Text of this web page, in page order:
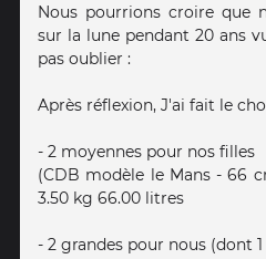
Nous pourrions croire que
sur la lune pendant 20 ans
pas oublier :
Après réflexion, J'ai fait le
- 2 moyennes pour nos filles
(CDB modèle le Mans - 66
3.50 kg 66.00 litres
- 2 grandes pour nous (dont